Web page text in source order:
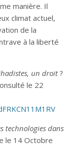
manière. Il
climat actuel,
de la
à la liberté
un droit?
le 22
technologies dans
le 14 Octobre